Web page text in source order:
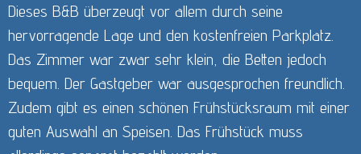
Dieses B&B überzeugt vor allem durch seine
hervorragende Lage und den kostenfreien Parkplatz.
Das Zimmer war zwar sehr klein, die Betten jedoch
bequem. Der Gastgeber war ausgesprochen freundlich.
Zudem gibt es einen schönen Frühstücksraum mit einer
guten Auswahl an Speisen. Das Frühstück muss